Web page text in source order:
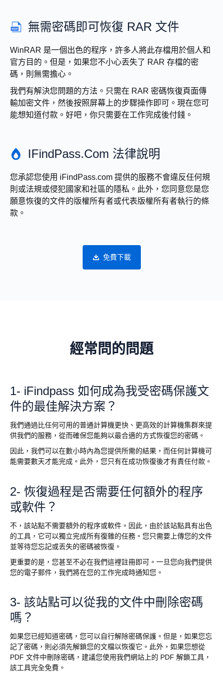
無需密碼即可恢復 RAR 文件
WinRAR 是一個出色的程序，許多人將此存檔用於個人和
官方目的。但是，如果您不小心丟失了 RAR 存檔的密
碼，則無需擔心。
我們有解決您問題的方法。只需在 RAR 密碼恢復頁面傳
輸加密文件，然後按照屏幕上的步驟操作即可。現在您可
能想知道付款。好吧，你只需要在工作完成後付錢。
IFindPass.com 法律說明
您承認您使用 iFindPass.com 提供的服務不會違反任何規
則或法規或侵犯國家和社區的隱私。此外，您同意您是您
願意恢復的文件的版權所有者或代表版權所有者執行的條
款。
免費下載
經常問的問題
1- iFindpass 如何成為我受密碼保護文
件的最佳解決方案？
我們通過比任何可用的普通計算機更快、更高效的計算機集群來提
供我們的服務，從而確保您能夠以最合適的方式恢復您的密碼。
因此，我們可以在數小時內為您提供所需的結果，而任何計算機可
能需要數天才能完成。此外，您只有在成功恢復後才有責任付款。
2- 恢復過程是否需要任何額外的程序
或軟件？
不，該站點不需要額外的程序或軟件。因此，由於該站點具有出色
的工具，它可以獨立完成所有復雜的任務。您只需要上傳您的文件
並等待您忘記或丟失的密碼被恢復。
更重要的是，您甚至不必在我們這裡註冊即可。一旦您向我們提供
您的電子郵件，我們將在您的工作完成時通知您。
3- 該站點可以從我的文件中刪除密碼
嗎？
如果您已經知道密碼，您可以自行解除密碼保護。但是，如果您忘
記了密碼，則必須先解鎖您的文檔以恢復它。此外，如果您想從
PDF 文件中刪除密碼，建議您使用我們網站上的 PDF 解鎖工具，
該工具完全免費。